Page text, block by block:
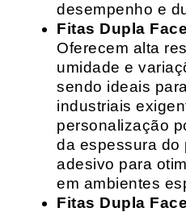
desempenho e
Fitas Dupla
Oferecem alta
umidade e
sendo ideais
industriais
personalização
da espessura do
adesivo para
em ambientes
Fitas Dupla